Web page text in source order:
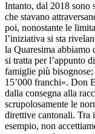
Intanto, dal 2018 sono
che stavano
poi, nonostante le
l’iniziativa si sta
la Quaresima
si tratta per l’appunto
famiglie più
15’000 franchi». Don
dalla consegna alla
scrupolosamente le
direttive cantonali. Tra
esempio, non